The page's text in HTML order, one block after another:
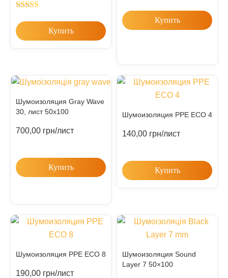
out of 5
Купить
Купить
Шумоизоляция Gray Wave
30, лист 50х100
700,00 грн/лист
Купить
Шумоизоляция PPE ECO 4
140,00 грн/лист
Купить
Шумоизоляция PPE ECO 8
190,00 грн/лист
Шумоизоляция Sound
Layer 7 50×100